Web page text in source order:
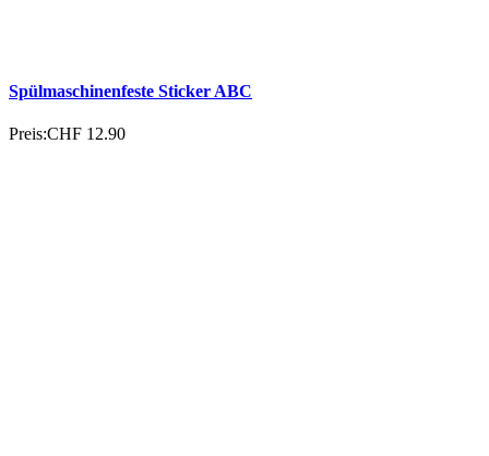
Spülmaschinenfeste Sticker ABC
Preis:CHF 12.90